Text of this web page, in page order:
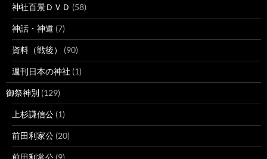
神社百景ＤＶＤ (58)
神話・神道 (7)
資料（戦後） (90)
週刊日本の神社 (1)
御祭神別 (129)
上杉謙信公 (1)
前田利家公 (20)